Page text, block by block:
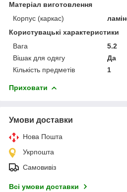
Матеріал виготовлення
Корпус (каркас)
Користувацькі характеристики
Вага
5.2
Вішак для одягу
Да
Кількість предметів
1
Приховати
Умови доставки
Нова Пошта
Укрпошта
Самовивіз
Всі умови доставки